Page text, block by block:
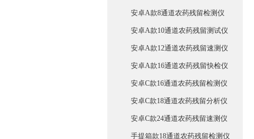
安卓A款8通道农药残留检测仪
安卓A款10通道农药残留测试仪
安卓A款12通道农药残留速测仪
安卓A款16通道农药残留快检仪
安卓C款16通道农药残留检测仪
安卓C款18通道农药残留分析仪
安卓C款24通道农药残留速测仪
手提箱款18通道农药残留检测仪